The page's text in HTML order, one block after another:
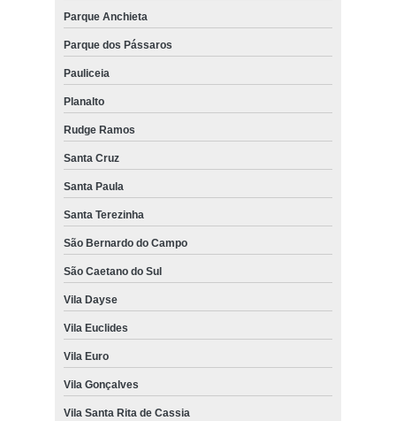
Parque Anchieta
Parque dos Pássaros
Pauliceia
Planalto
Rudge Ramos
Santa Cruz
Santa Paula
Santa Terezinha
São Bernardo do Campo
São Caetano do Sul
Vila Dayse
Vila Euclides
Vila Euro
Vila Gonçalves
Vila Santa Rita de Cassia